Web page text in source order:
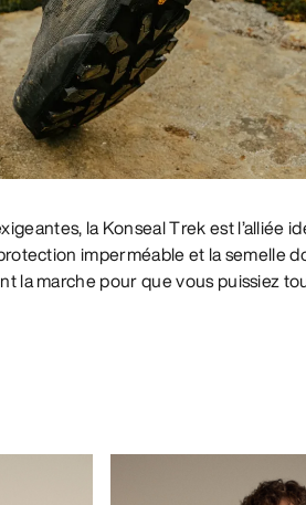
la Konseal Trek est l’alliée
imperméable et la semelle
la marche pour que vous puissiez